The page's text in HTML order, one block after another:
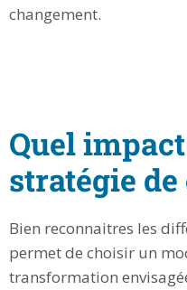
changement.
Quel
stratégie
Bien reconnaitres les
permet de choisir un
transformation